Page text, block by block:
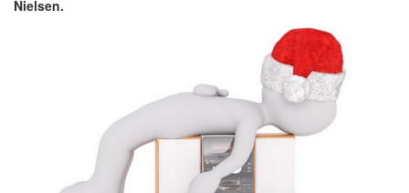
Nielsen.